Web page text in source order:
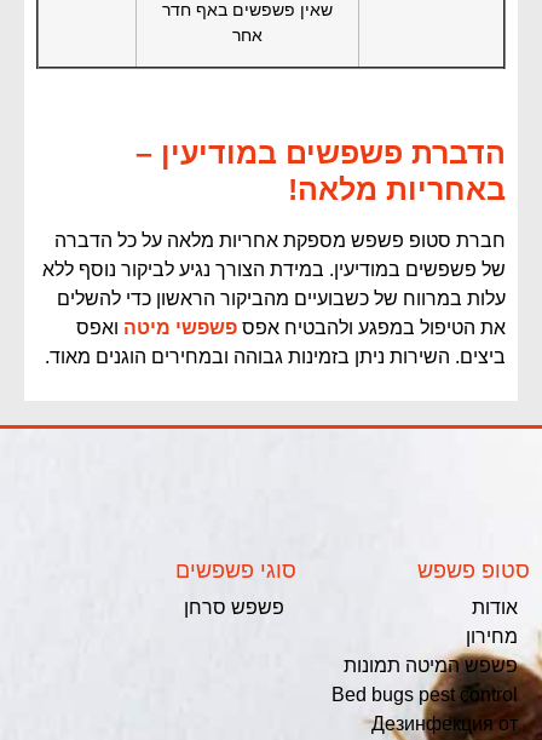
שאין פשפשים באף חדר
אחר
הדברת פשפשים במודיעין –
באחריות מלאה!
חברת סטופ פשפש מספקת אחריות מלאה על כל הדברה
של פשפשים במודיעין. במידת הצורך נגיע לביקור נוסף ללא
עלות במרווח של כשבועיים מהביקור הראשון כדי להשלים
את הטיפול במפגע ולהבטיח אפס פשפשי מיטה ואפס
ביצים. השירות ניתן בזמינות גבוהה ובמחירים הוגנים מאוד.
סטופ פשפש
אודות
מחירון
פשפש המיטה תמונות
Bed bugs pest control
Дезинфекция от
סוגי פשפשים
פשפש סרחן